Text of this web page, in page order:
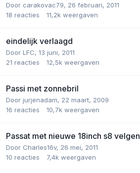
Door carakovac79, 26 februari, 2011
18 reacties 11,2k weergaven
eindelijk verlaagd
Door LFC, 13 juni, 2011
21 reacties 12,5k weergaven
Passi met zonnebril
Door jurjenadam, 22 maart, 2009
16 reacties 10,7k weergaven
Passat met nieuwe 18inch s8 velgen
Door Charles16v, 26 mei, 2011
10 reacties 7,4k weergaven